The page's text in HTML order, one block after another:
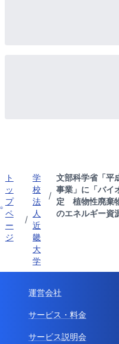
ト
ッ
プ
ペ
ー
ジ
/
学
校
法
人
近
畿
大
学
/
文部科学省「平
事業」に「バイ
定 植物性廃棄
のエネルギー資
運営会社
サービス・料金
サービス説明会